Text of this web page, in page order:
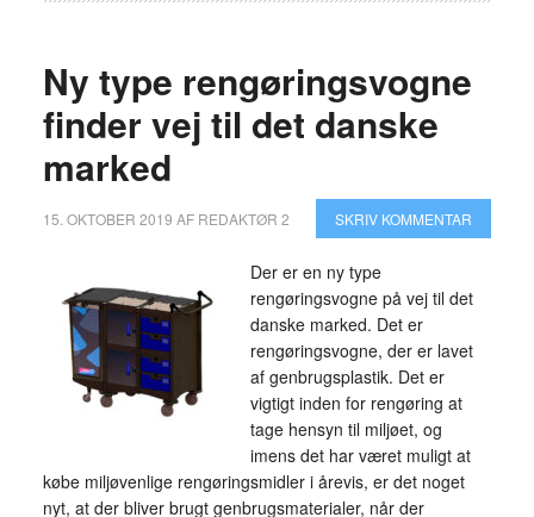
Ny type rengøringsvogne
finder vej til det danske
marked
15. OKTOBER 2019 AF REDAKTØR 2 SKRIV KOMMENTAR
Der er en ny type
rengøringsvogne på vej til det
danske marked. Det er
rengøringsvogne, der er lavet
af genbrugsplastik. Det er
vigtigt inden for rengøring at
tage hensyn til miljøet, og
imens det har været muligt at
købe miljøvenlige rengøringsmidler i årevis, er det noget
nyt, at der bliver brugt genbrugsmaterialer, når der